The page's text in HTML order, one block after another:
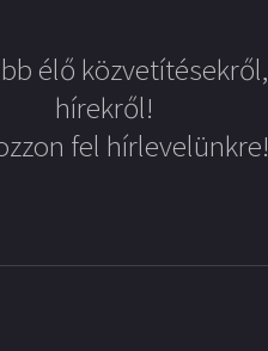
élő
hírekről!
fel hírlevelünkre!